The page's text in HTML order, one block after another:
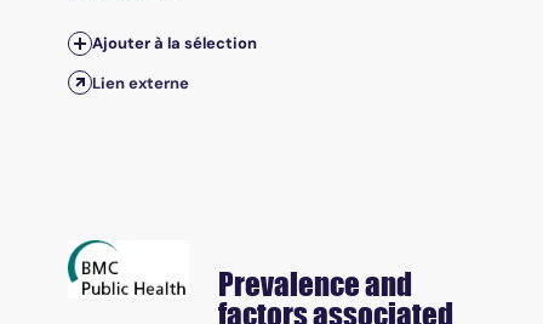
Ajouter à la sélection
Lien externe
Prevalence and
factors associated